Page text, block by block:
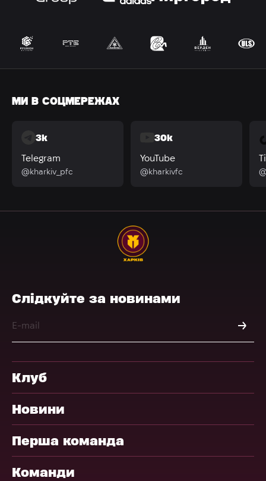
МИ В СОЦМЕРЕЖАХ
3k
Telegram
@kharkiv_pfc
30k
YouTube
@kharkivfc
Слідкуйте за новинами
Клуб
Новини
Перша команда
Команди